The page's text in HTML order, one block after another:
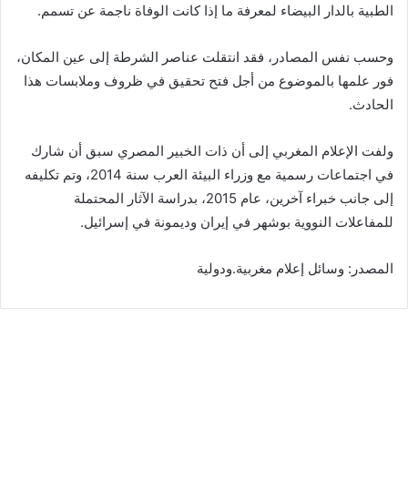
الطبية بالدار البيضاء لمعرفة ما إذا كانت الوفاة ناجمة عن تسمم.
وحسب نفس المصادر، فقد انتقلت عناصر الشرطة إلى عين المكان،
فور علمها بالموضوع من أجل فتح تحقيق في ظروف وملابسات هذا
الحادث.
ولفت الإعلام المغربي إلى أن ذات الخبير المصري سبق أن شارك
في اجتماعات رسمية مع وزراء البيئة العرب سنة 2014، وتم تكليفه
إلى جانب خبراء آخرين، عام 2015، بدراسة الآثار المحتملة
للمفاعلات النووية بوشهر في إيران وديمونة في إسرائيل.
المصدر: وسائل إعلام مغربية.ودولية